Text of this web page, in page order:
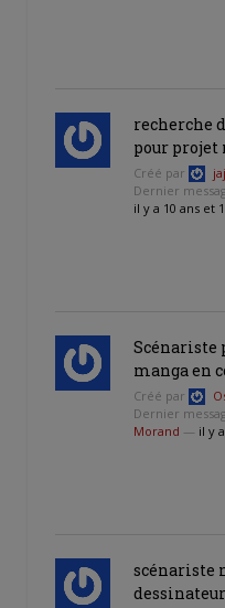
recherche
pour projet
Créé par
Dernier
il y a 10 ans et
Scénariste
manga en
Créé par
Dernier
Morand — il y
scénariste